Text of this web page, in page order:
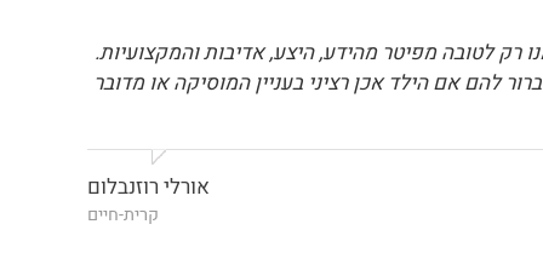
לטובה מפיטר מהידע, היצע, אדיבות והמקצועיות.
להם אם הילד אכן רציני בעניין המוסיקה או מדובר
אורלי רוזנבלום
קרית-חיים